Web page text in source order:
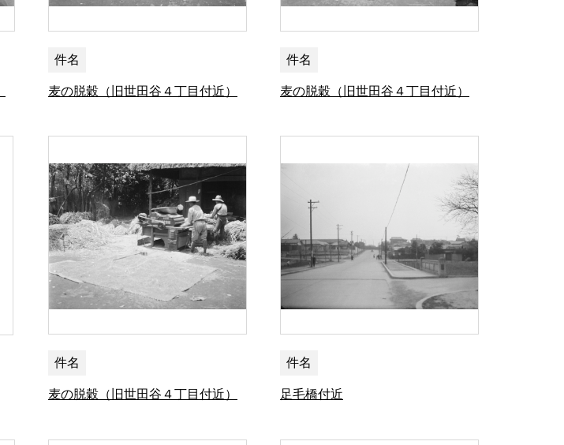
件名
麦の脱穀（旧世田谷４丁目付近）
件名
麦の脱穀（旧世田谷４丁目付近）
件名
麦の脱穀（旧世田谷４丁目付近）
件名
足毛橋付近